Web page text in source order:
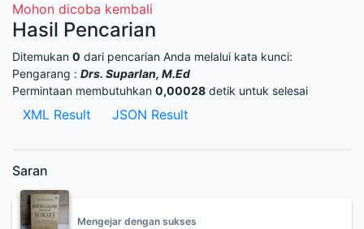
Mohon dicoba kembali
Hasil Pencarian
Ditemukan 0 dari pencarian Anda melalui kata kunci:
Pengarang : Drs. Suparlan, M.Ed
Permintaan membutuhkan 0,00028 detik untuk selesai
XML Result JSON Result
Saran
Mengejar dengan sukses